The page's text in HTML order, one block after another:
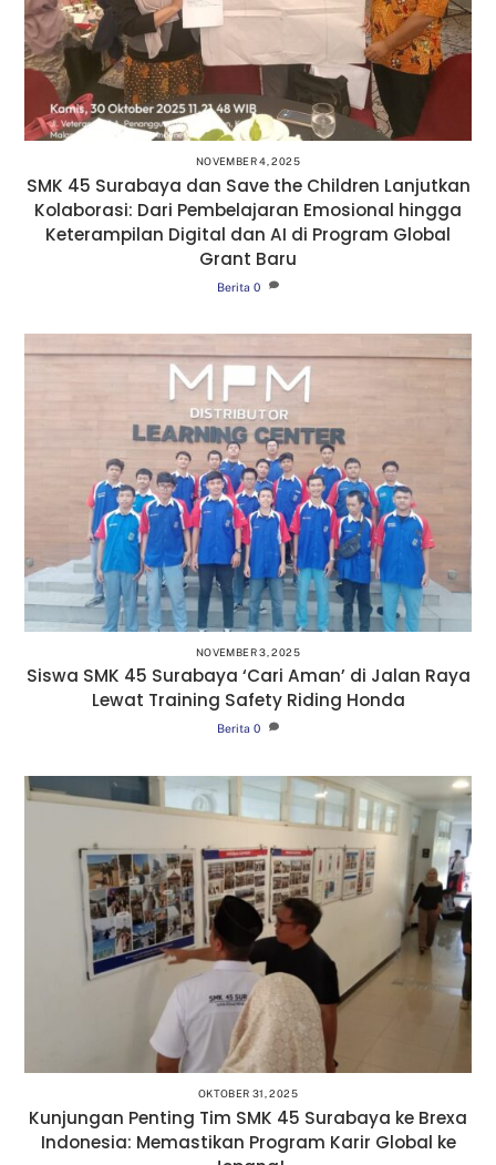
NOVEMBER 4, 2025
SMK 45 Surabaya dan Save the Children Lanjutkan
Kolaborasi: Dari Pembelajaran Emosional hingga
Keterampilan Digital dan AI di Program Global
Grant Baru
Berita 0
NOVEMBER 3, 2025
Siswa SMK 45 Surabaya ‘Cari Aman’ di Jalan Raya
Lewat Training Safety Riding Honda
Berita 0
OKTOBER 31, 2025
Kunjungan Penting Tim SMK 45 Surabaya ke Brexa
Indonesia: Memastikan Program Karir Global ke